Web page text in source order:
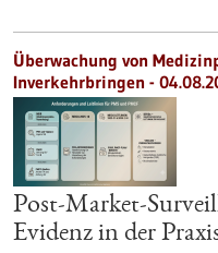
Überwachung von
Inverkehrbringen -
Post-Market-
Evidenz in der